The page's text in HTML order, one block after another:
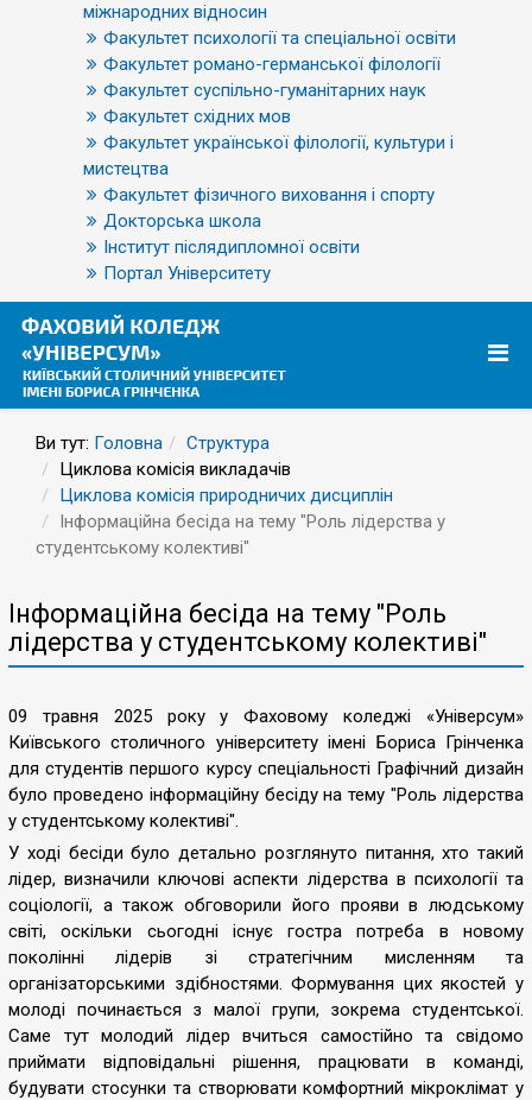
міжнародних відносин
Факультет психології та спеціальної освіти
Факультет романо-германської філології
Факультет суспільно-гуманітарних наук
Факультет східних мов
Факультет української філології, культури і
мистецтва
Факультет фізичного виховання і спорту
Докторська школа
Інститут післядипломної освіти
Портал Університету
Ви тут: Головна
Структура
Циклова комісія викладачів
Циклова комісія природничих дисциплін
Інформаційна бесіда на тему "Роль лідерства у
студентському колективі"
Інформаційна бесіда на тему "Роль
лідерства у студентському колективі"
09 травня 2025 року у Фаховому коледжі «Універсум»
Київського столичного університету імені Бориса Грінченка
для студентів першого курсу спеціальності Графічний дизайн
було проведено інформаційну бесіду на тему "Роль лідерства
у студентському колективі".
У ході бесіди було детально розглянуто питання, хто такий
лідер, визначили ключові аспекти лідерства в психології та
соціології, а також обговорили його прояви в людському
світі, оскільки сьогодні існує гостра потреба в новому
поколінні лідерів зі стратегічним мисленням та
організаторськими здібностями. Формування цих якостей у
молоді починається з малої групи, зокрема студентської.
Саме тут молодий лідер вчиться самостійно та свідомо
приймати відповідальні рішення, працювати в команді,
будувати стосунки та створювати комфортний мікроклімат у